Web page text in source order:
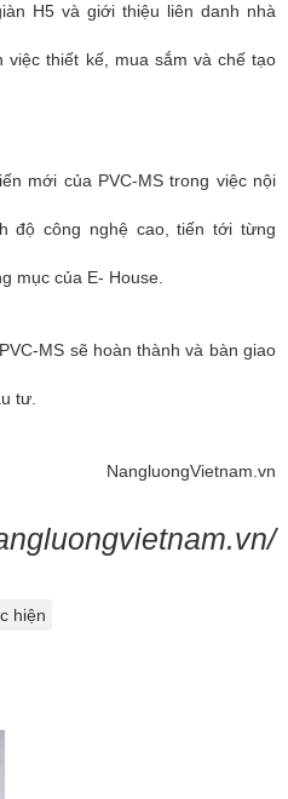
H5 và giới thiệu liên danh nhà
việc thiết kế, mua sắm và chế tạo
mới của PVC-MS trong việc nội
độ công nghệ cao, tiến tới từng
mục của E- House.
MS sẽ hoàn thành và bàn giao
tư.
NangluongVietnam.vn
hiện